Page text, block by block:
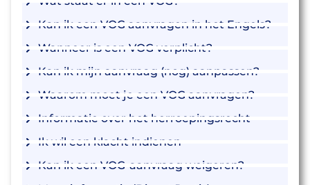
Kan ik een VOG aanvragen in het Engels?
Wanneer is een VOG verplicht?
Kan ik mijn aanvraag (nog) aanpassen?
Waarom moet je een VOG aanvragen?
Informatie over het herroepingsrecht
Ik wil een klacht indienen
Kan ik een VOG-aanvraag weigeren?